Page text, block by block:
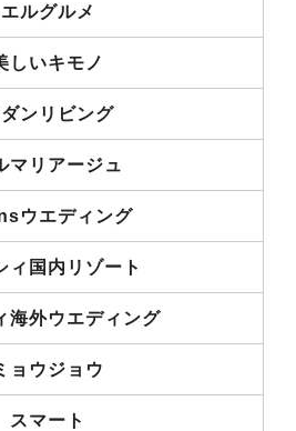
エルグルメ
しいキモノ
ンリビング
マリアージュ
ウエディング
ィ国内リゾート
海外ウエディング
ョウジョウ
スマート